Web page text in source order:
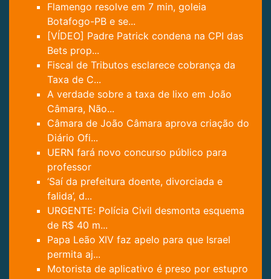
Flamengo resolve em 7 min, goleia
Botafogo-PB e se...
[VÍDEO] Padre Patrick condena na CPI das
Bets prop...
Fiscal de Tributos esclarece cobrança da
Taxa de C...
A verdade sobre a taxa de lixo em João
Câmara, Não...
Câmara de João Câmara aprova criação do
Diário Ofi...
UERN fará novo concurso público para
professor
‘Saí da prefeitura doente, divorciada e
falida’, d...
URGENTE: Polícia Civil desmonta esquema
de R$ 40 m...
Papa Leão XIV faz apelo para que Israel
permita aj...
Motorista de aplicativo é preso por estupro